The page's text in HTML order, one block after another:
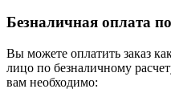
Безналичная оплата
Вы можете оплатить заказ
лицо по безналичному
вам необходимо: